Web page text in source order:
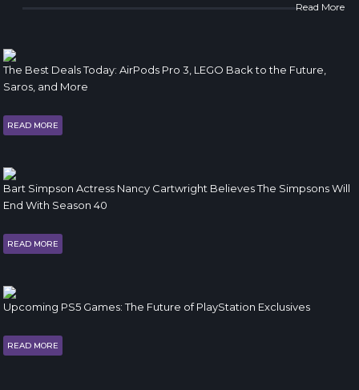
Read More
The Best Deals Today: AirPods Pro 3, LEGO Back to the Future,
Saros, and More
READ MORE
Bart Simpson Actress Nancy Cartwright Believes The Simpsons Will
End With Season 40
READ MORE
Upcoming PS5 Games: The Future of PlayStation Exclusives
READ MORE